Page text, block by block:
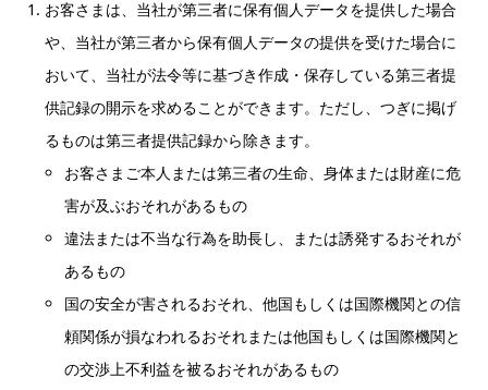
お客さまは、当社が第三者に保有個人データを提供した場合
や、当社が第三者から保有個人データの提供を受けた場合に
おいて、当社が法令等に基づき作成・保存している第三者提
供記録の開示を求めることができます。ただし、つぎに掲げ
るものは第三者提供記録から除きます。
お客さまご本人または第三者の生命、身体または財産に危
害が及ぶおそれがあるもの
違法または不当な行為を助長し、または誘発するおそれが
あるもの
国の安全が害されるおそれ、他国もしくは国際機関との信
頼関係が損なわれるおそれまたは他国もしくは国際機関と
の交渉上不利益を被るおそれがあるもの